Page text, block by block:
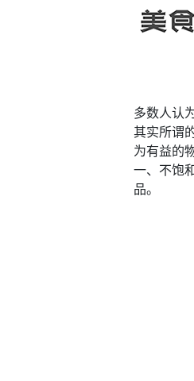
多数人认
其实所谓
为有益的
一、不饱
品。